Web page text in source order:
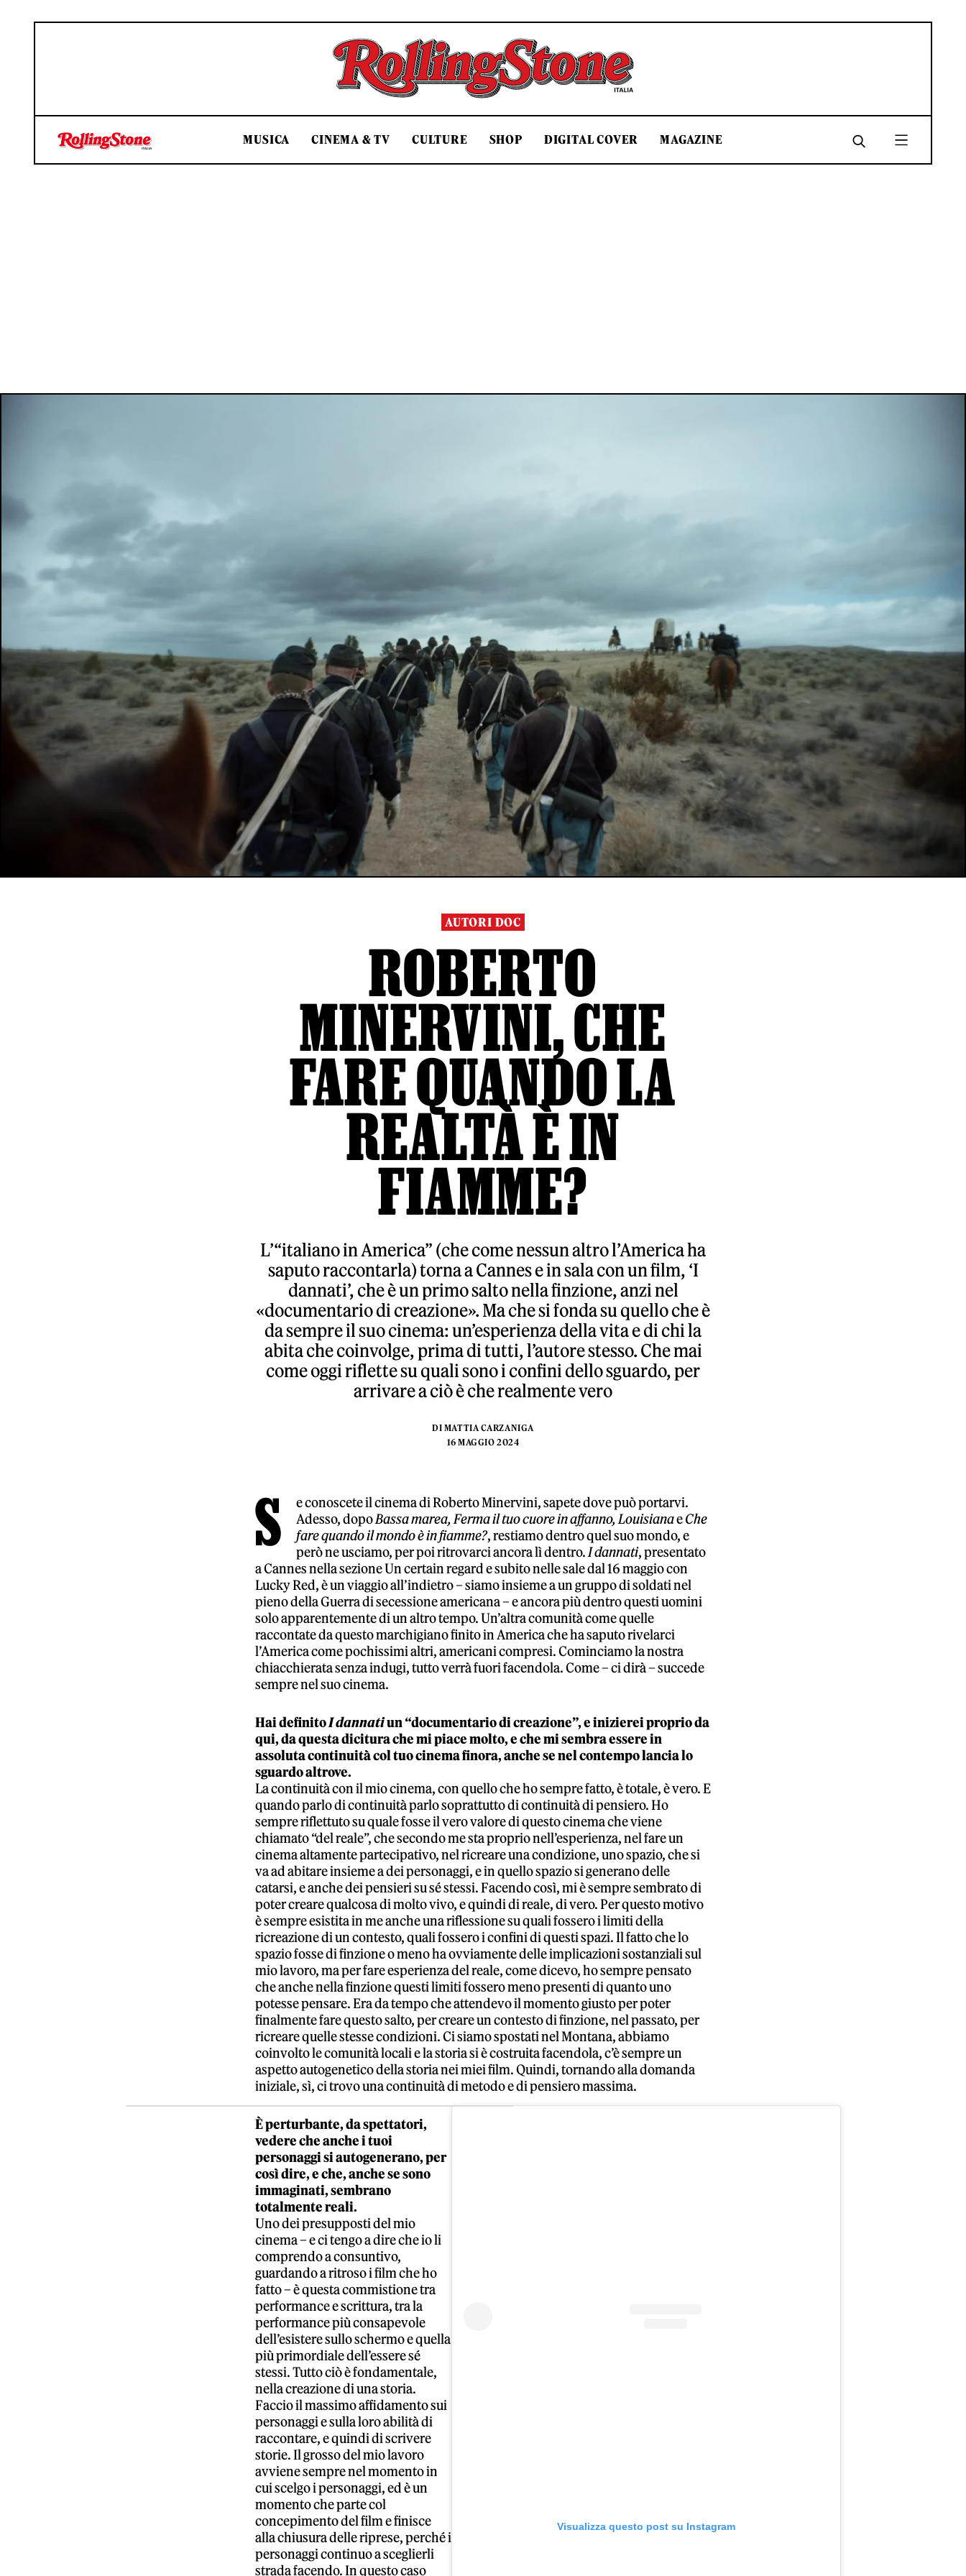
Rolling Stone Italia
MUSICA CINEMA & TV CULTURE SHOP DIGITAL COVER MAGAZINE
AUTORI DOC
ROBERTO
MINERVINI, CHE
FARE QUANDO LA
REALTÀ È IN
FIAMME?
L’“italiano in America” (che come nessun altro l’America ha
saputo raccontarla) torna a Cannes e in sala con un film, ‘I
dannati’, che è un primo salto nella finzione, anzi nel
«documentario di creazione». Ma che si fonda su quello che è
da sempre il suo cinema: un’esperienza della vita e di chi la
abita che coinvolge, prima di tutti, l’autore stesso. Che mai
come oggi riflette su quali sono i confini dello sguardo, per
arrivare a ciò è che realmente vero
DI MATTIA CARZANIGA
16 MAGGIO 2024
S
e conoscete il cinema di Roberto Minervini, sapete dove può portarvi.
Adesso, dopoBassa marea, Ferma il tuo cuore in affanno, LouisianaeChe
fare quando il mondo è in fiamme?, restiamo dentro quel suo mondo, e
però ne usciamo, per poi ritrovarci ancora lì dentro.I dannati, presentato
a Cannes nella sezione Un certain regard e subito nelle sale dal 16 maggio con
Lucky Red, è un viaggio all’indietro – siamo insieme a un gruppo di soldati nel
pieno della Guerra di secessione americana – e ancora più dentro questi uomini
solo apparentemente di un altro tempo. Un’altra comunità come quelle
raccontate da questo marchigiano finito in America che ha saputo rivelarci
l’America come pochissimi altri, americani compresi. Cominciamo la nostra
chiacchierata senza indugi, tutto verrà fuori facendola. Come – ci dirà – succede
sempre nel suo cinema.
Hai definitoI dannatiun “documentario di creazione”, e inizierei proprio da
qui, da questa dicitura che mi piace molto, e che mi sembra essere in
assoluta continuità col tuo cinema finora, anche se nel contempo lancia lo
sguardo altrove.
La continuità con il mio cinema, con quello che ho sempre fatto, è totale, è vero. E
quando parlo di continuità parlo soprattutto di continuità di pensiero. Ho
sempre riflettuto su quale fosse il vero valore di questo cinema che viene
chiamato “del reale”, che secondo me sta proprio nell’esperienza, nel fare un
cinema altamente partecipativo, nel ricreare una condizione, uno spazio, che si
va ad abitare insieme a dei personaggi, e in quello spazio si generano delle
catarsi, e anche dei pensieri su sé stessi. Facendo così, mi è sempre sembrato di
poter creare qualcosa di molto vivo, e quindi di reale, di vero. Per questo motivo
è sempre esistita in me anche una riflessione su quali fossero i limiti della
ricreazione di un contesto, quali fossero i confini di questi spazi. Il fatto che lo
spazio fosse di finzione o meno ha ovviamente delle implicazioni sostanziali sul
mio lavoro, ma per fare esperienza del reale, come dicevo, ho sempre pensato
che anche nella finzione questi limiti fossero meno presenti di quanto uno
potesse pensare. Era da tempo che attendevo il momento giusto per poter
finalmente fare questo salto, per creare un contesto di finzione, nel passato, per
ricreare quelle stesse condizioni. Ci siamo spostati nel Montana, abbiamo
coinvolto le comunità locali e la storia si è costruita facendola, c’è sempre un
aspetto autogenetico della storia nei miei film. Quindi, tornando alla domanda
iniziale, sì, ci trovo una continuità di metodo e di pensiero massima.
Visualizza questo post su Instagram
È perturbante, da spettatori,
vedere che anche i tuoi
personaggi si autogenerano, per
così dire, e che, anche se sono
immaginati, sembrano
totalmente reali.
Uno dei presupposti del mio
cinema – e ci tengo a dire che io li
comprendo a consuntivo,
guardando a ritroso i film che ho
fatto – è questa commistione tra
performance e scrittura, tra la
performance più consapevole
dell’esistere sullo schermo e quella
più primordiale dell’essere sé
stessi. Tutto ciò è fondamentale,
nella creazione di una storia.
Faccio il massimo affidamento sui
personaggi e sulla loro abilità di
raccontare, e quindi di scrivere
storie. Il grosso del mio lavoro
avviene sempre nel momento in
cui scelgo i personaggi, ed è un
momento che parte col
concepimento del film e finisce
alla chiusura delle riprese, perché i
personaggi continuo a sceglierli
strada facendo. In questo caso